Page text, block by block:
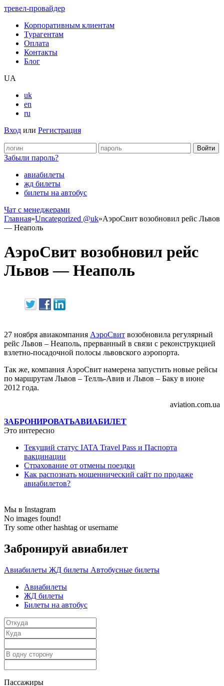
тревел-провайдер
Корпоративным клиентам
Турагентам
Оплата
Контакты
Блог
UA
uk
en
ru
Вход или Регистрация
Забыли пароль?
авиабилеты
жд билеты
билеты на автобус
Чат c менеджерами
Главная»Uncategorized @uk»АэроСвит возобновил рейс Львов
— Неаполь
АэроСвит возобновил рейс
Львов — Неаполь
27 ноября авиакомпания АэроСвит возобновила регулярный
рейс Львов – Неаполь, прерванный в связи с реконструкцией
взлетно-посадочной полосы львовского аэропорта.
Так же, компания АэроСвит намерена запустить новые рейсы
по маршрутам Львов – Телль-Авив и Львов – Баку в июне
2012 года.
aviation.com.ua
ЗАБРОНИРОВАТЬАВИАБИЛЕТ
Это интересно
Текущий статус IATA Travel Pass и Паспорта
вакцинации
Страхование от отмены поездки
Как распознать мошеннический сайт по продаже
авиабилетов?
Мы в Instagram
No images found!
Try some other hashtag or username
Забронируй авиабилет
Авиабилеты ЖД билеты Автобусные билеты
Авиабилеты
ЖД билеты
Билеты на автобус
Пассажиры